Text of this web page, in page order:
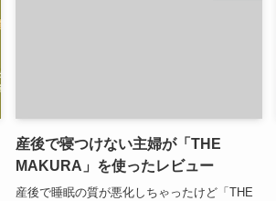
産後で寝つけない主婦が「THE
MAKURA」を使ったレビュー
産後で睡眠の質が悪化しちゃったけど「THE